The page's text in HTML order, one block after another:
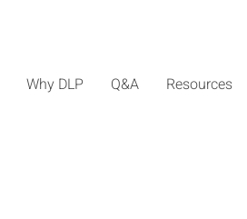
Why DLP Q&A Resources